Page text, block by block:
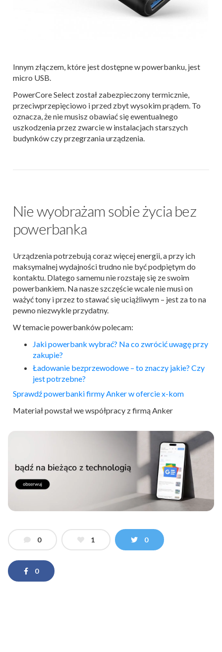
Innym złączem, które jest dostępne w powerbanku, jest
micro USB.
PowerCore Select został zabezpieczony termicznie,
przeciwprzepięciowo i przed zbyt wysokim prądem. To
oznacza, że nie musisz obawiać się ewentualnego
uszkodzenia przez zwarcie w instalacjach starszych
budynków czy przegrzania urządzenia.
Nie wyobrażam sobie życia bez
powerbanka
Urządzenia potrzebują coraz więcej energii, a przy ich
maksymalnej wydajności trudno nie być podpiętym do
kontaktu. Dlatego samemu nie rozstaję się ze swoim
powerbankiem. Na nasze szczęście wcale nie musi on
ważyć tony i przez to stawać się uciążliwym – jest za to na
pewno niezwykle przydatny.
W temacie powerbanków polecam:
Jaki powerbank wybrać? Na co zwrócić uwagę przy
zakupie?
Ładowanie bezprzewodowe – to znaczy jakie? Czy
jest potrzebne?
Sprawdź powerbanki firmy Anker w ofercie x-kom
Materiał powstał we współpracy z firmą Anker
0 1 0
0